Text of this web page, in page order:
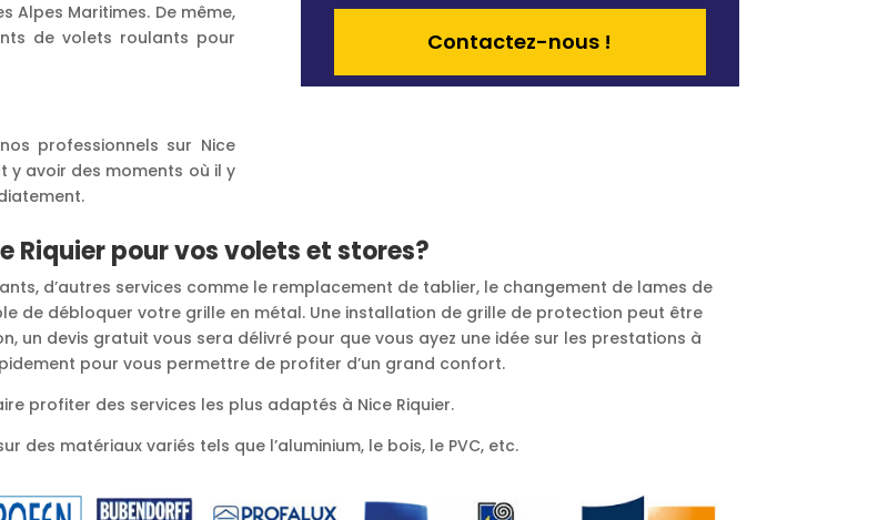
Alpes Maritimes. De même,
de volets roulants pour
professionnels sur Nice
y avoir des moments où il y
Riquier pour vos volets et stores?
d’autres services comme le remplacement de tablier, le changement de lames de
de débloquer votre grille en métal. Une installation de grille de protection peut être
un devis gratuit vous sera délivré pour que vous ayez une idée sur les prestations à
pour vous permettre de profiter d’un grand confort.
profiter des services les plus adaptés à Nice Riquier.
des matériaux variés tels que l’aluminium, le bois, le PVC, etc.